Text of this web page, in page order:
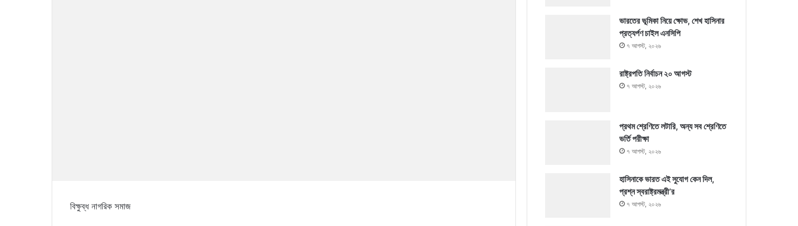
বিক্ষুব্ধ নাগরিক সমাজ
ভারতের ভূমিকা নিয়ে ক্ষোভ, শেখ হাসিনার
প্রত্যর্পণ চাইল এনসিপি
৭ আগস্ট, ২০২৬
রাষ্ট্রপতি নির্বাচন ২০ আগস্ট
৭ আগস্ট, ২০২৬
প্রথম শ্রেণিতে লটারি, অন্য সব শ্রেণিতে
ভর্তি পরীক্ষা
৭ আগস্ট, ২০২৬
হাসিনাকে ভারত এই সুযোগ কেন দিল,
প্রশ্ন স্বরাষ্ট্রমন্ত্রী’র
৭ আগস্ট, ২০২৬